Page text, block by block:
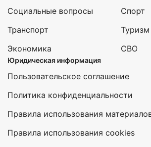
Социальные вопросы
Транспорт
Экономика
Спорт
Туризм
СВО
Юридическая информация
Пользовательское соглашение
Политика конфиденциальности
Правила использования
Правила использования cookies